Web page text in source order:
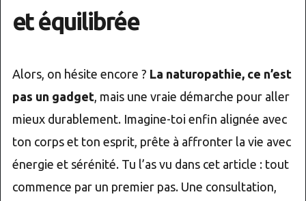
et équilibrée
Alors, on hésite encore ? La naturopathie, ce n’est
pas un gadget , mais une vraie démarche pour aller
mieux durablement. Imagine-toi enfin alignée avec
ton corps et ton esprit, prête à affronter la vie avec
énergie et sérénité. Tu l’as vu dans cet article : tout
commence par un premier pas. Une consultation,